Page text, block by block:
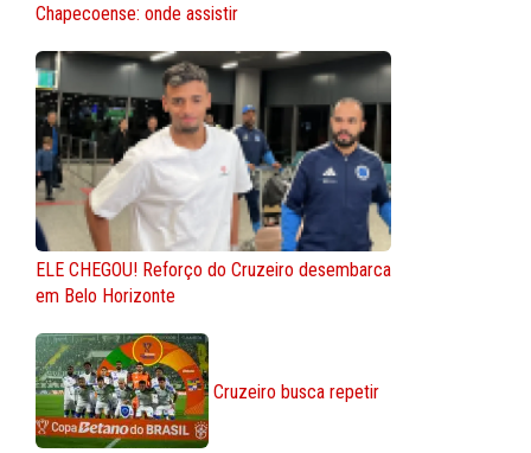
Chapecoense: onde assistir
ELE CHEGOU! Reforço do Cruzeiro desembarca
em Belo Horizonte
Cruzeiro busca repetir